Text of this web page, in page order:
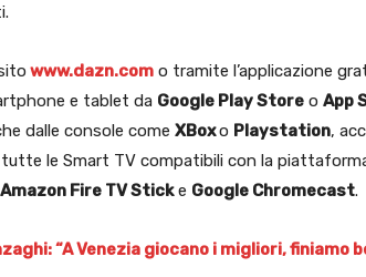
www.dazn.com o tramite l’applicazione
e tablet da Google Play Store o App
dalle console come XBoxo Playstation,
tutte le Smart TV compatibili con la
Amazon Fire TV Sticke Google Chromecast.
“A Venezia giocano i migliori, finiamo